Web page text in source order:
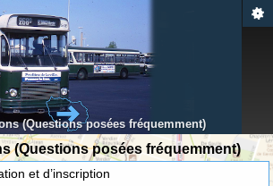
(Questions posées fréquemment)
(Questions posées fréquemment)
et d’inscription